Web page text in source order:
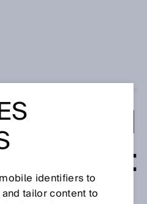
identifiers to
tailor content to